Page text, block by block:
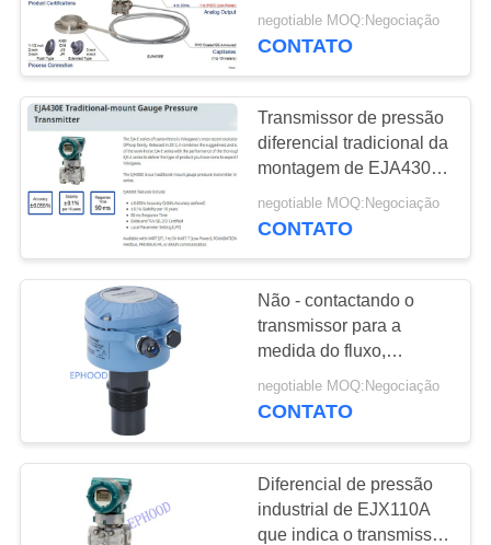
3600 libras por
polegada quadrada com
negotiable MOQ:Negociação
CONTATO
Transmissor de pressão
diferencial tradicional da
montagem de EJA430E
do original de Japão
negotiable MOQ:Negociação
CONTATO
Não - contactando o
transmissor para a
medida do fluxo,
transmissor do Dp de
pressão com exposição
negotiable MOQ:Negociação
CONTATO
Diferencial de pressão
industrial de EJX110A
que indica o transmissor